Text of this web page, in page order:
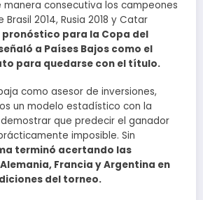
consecutiva los campeones
2014, Rusia 2018 y Catar
pronóstico para la Copa del
a Países Bajos como el
para quedarse con el título.
como asesor de inversiones,
un modelo estadístico con la
que predecir el ganador
imposible. Sin
terminó acertando las
Francia y Argentina en
del torneo.